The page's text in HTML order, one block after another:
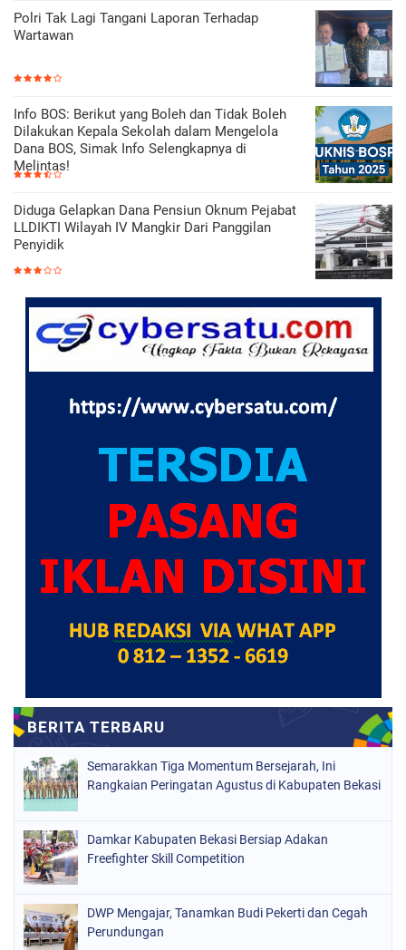
Polri Tak Lagi Tangani Laporan Terhadap
Wartawan
Info BOS: Berikut yang Boleh dan Tidak Boleh
Dilakukan Kepala Sekolah dalam Mengelola
Dana BOS, Simak Info Selengkapnya di
Melintas!
Diduga Gelapkan Dana Pensiun Oknum Pejabat
LLDIKTI Wilayah IV Mangkir Dari Panggilan
Penyidik
Semarakkan Tiga Momentum Bersejarah, Ini
Rangkaian Peringatan Agustus di Kabupaten Bekasi
Damkar Kabupaten Bekasi Bersiap Adakan
Freefighter Skill Competition
DWP Mengajar, Tanamkan Budi Pekerti dan Cegah
Perundungan